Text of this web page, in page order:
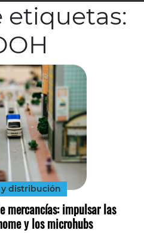
etiquetas:
distribución
mercancías: impulsar las
y los microhubs